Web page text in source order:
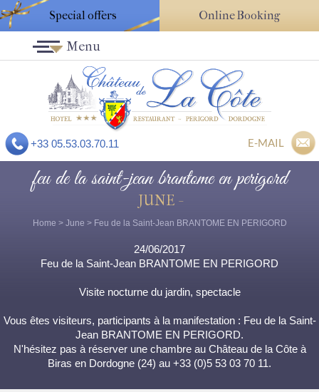
Special offers Online Booking
+33 05.53.03.70.11 E-MAIL
Menu
feu de la saint-jean brantome en perigord
JUNE -
Home > June > Feu de la Saint-Jean BRANTOME EN PERIGORD
24/06/2017
Feu de la Saint-Jean BRANTOME EN PERIGORD
Visite nocturne du jardin, spectacle
Vous êtes visiteurs, participants à la manifestation : Feu de la Saint-
Jean BRANTOME EN PERIGORD.
N'hésitez pas à réserver une chambre au Château de la Côte à
Biras en Dordogne (24) au +33 (0)5 53 03 70 11.